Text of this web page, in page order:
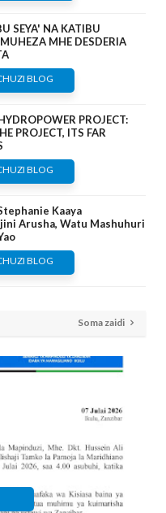
SEYA' NA KATIBU
MHE DESDERIA
BLOG
PROJECT:
PROJECT, ITS FAR
BLOG
Kaaya
Arusha, Watu Mashuhuri
BLOG
Soma zaidi